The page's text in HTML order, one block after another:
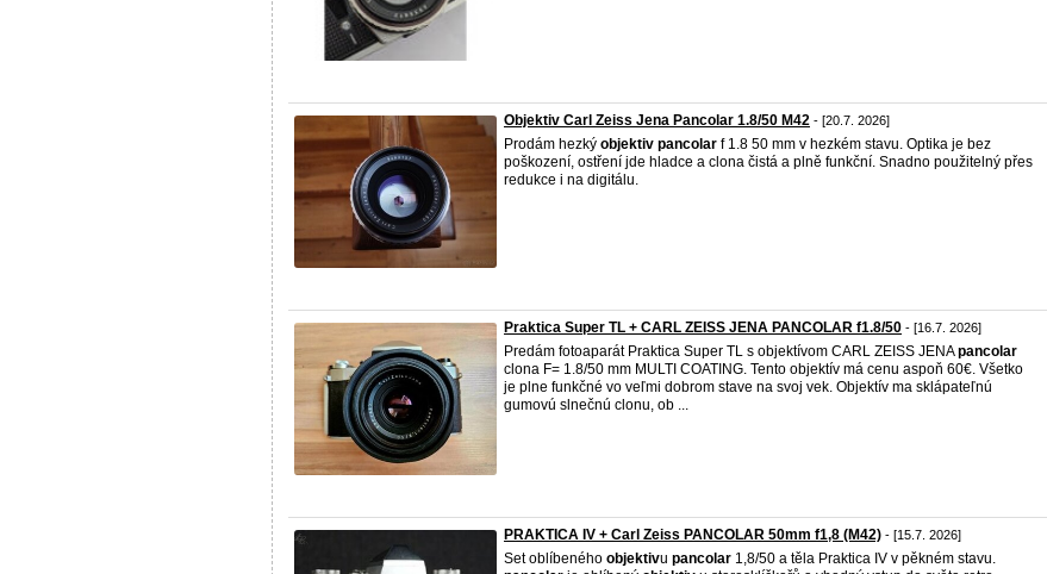
Objektiv Carl Zeiss Jena Pancolar 1.8/50 M42 - [20.7. 2026]
Prodám hezký objektiv pancolar f 1.8 50 mm v hezkém stavu. Optika je bez
poškození, ostření jde hladce a clona čistá a plně funkční. Snadno použitelný přes
redukce i na digitálu.
Praktica Super TL + CARL ZEISS JENA PANCOLAR f1.8/50 - [16.7. 2026]
Predám fotoaparát Praktica Super TL s objektívom CARL ZEISS JENApancolar
clona F= 1.8/50 mm MULTI COATING. Tento objektív má cenu aspoň 60€. Všetko
je plne funkčné vo veľmi dobrom stave na svoj vek. Objektív ma sklápateľnú
gumovú slnečnú clonu, ob ...
PRAKTICA IV + Carl Zeiss PANCOLAR 50mm f1,8 (M42) - [15.7. 2026]
Set oblíbeného objektivu pancolar 1,8/50 a těla Praktica IV v pěkném stavu.